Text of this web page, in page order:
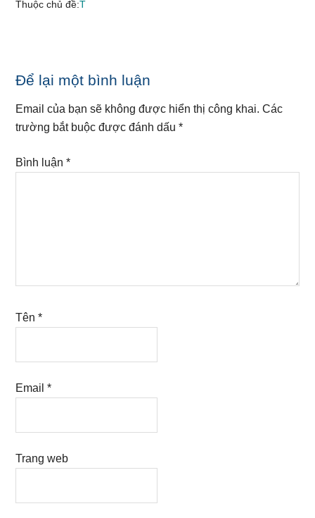
Thuộc chủ đề:T
Reader
Interactions
Để lại một bình luận
Email của bạn sẽ không được hiển thị công khai. Các
trường bắt buộc được đánh dấu*
Bình luận*
Tên*
Email*
Trang web